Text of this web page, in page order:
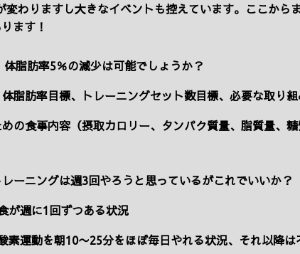
変わりますし大きなイベントも控えています。ここから
ます！
脂肪率5％の減少は可能でしょうか？
脂肪率目標、トレーニングセット数目標、必要な取り
の食事内容（摂取カロリー、タンパク質量、脂質量、
ーニングは週3回やろうと思っているがこれでいいか？
が週に1回ずつある状況
素運動を朝10〜25分をほぼ毎日やれる状況、それ以降は